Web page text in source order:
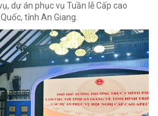
dự án phục vụ Tuần lễ Cấp cao
tỉnh An Giang.